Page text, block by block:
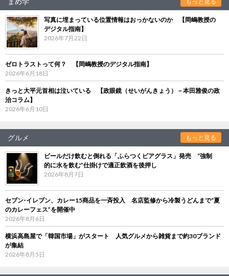
写真に埋まっている位置情報はおっかないのか 【岡嶋教授の
デジタル指南】
2026年7月22日
ゼロトラストって何？ 【岡嶋教授のデジタル指南】
2026年6月18日
きっと大平元首相は泣いている 【政眼鏡（せいがんきょう）－本田雅俊の政
治コラム】
2026年6月10日
グルメ もっと見る
ビールだけ飲むと倒れる「ふらつくビアグラス」発売 “強制
的に水を飲む”仕掛けで適正飲酒を後押し
2026年8月7日
セブン‐イレブン、カレー15商品を一斉投入 名店監修から冷製うどんまで“夏
のカレーフェス”を開催中
2026年8月6日
横浜高島屋で「韓国市場」がスタート 人気グルメから雑貨まで約30ブランド
が集結
2026年8月5日